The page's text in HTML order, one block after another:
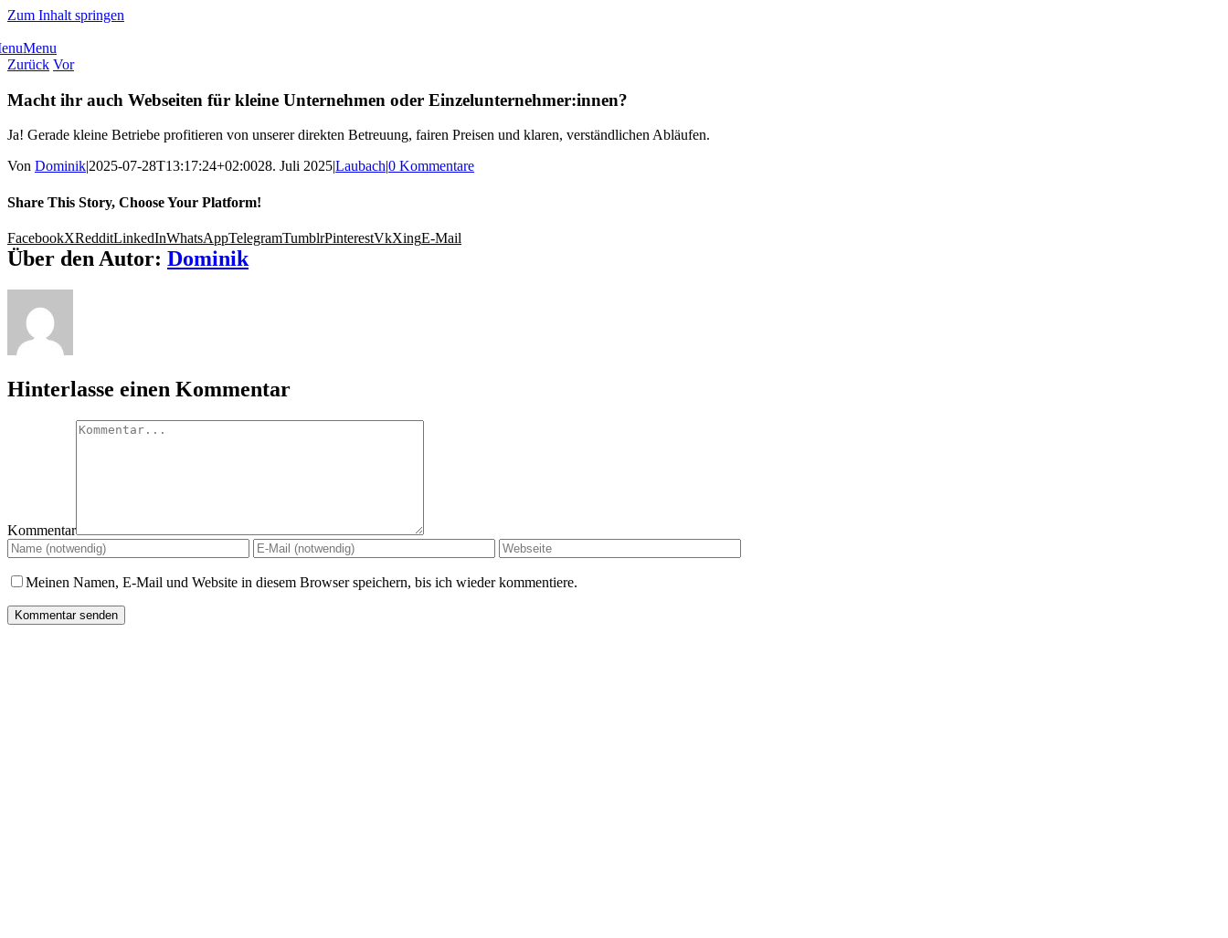
Zum Inhalt springen
Menu
Zurück Vor
Macht ihr auch Webseiten für kleine Unternehmen oder Einzelunternehmer:innen?
Ja! Gerade kleine Betriebe profitieren von unserer direkten Betreuung, fairen Preisen und klaren, verständlichen Abläufen.
Von Dominik|2025-07-28T13:17:24+02:0028. Juli 2025|Laubach|0 Kommentare
Share This Story, Choose Your Platform!
FacebookXRedditLinkedInWhatsAppTelegramTumblrPinterestVkXingE-Mail
Über den Autor: Dominik
Hinterlasse einen Kommentar
Kommentar
Meinen Namen, E-Mail und Website in diesem Browser speichern, bis ich wieder kommentiere.